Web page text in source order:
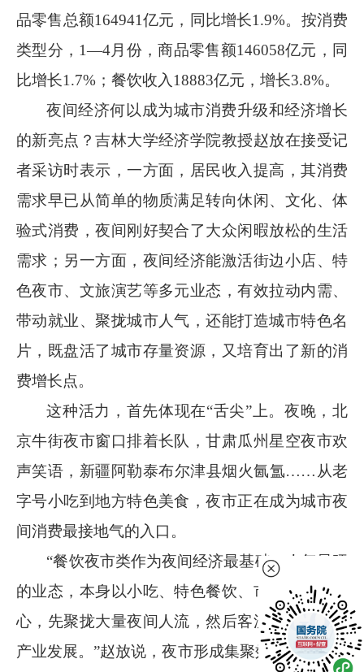
品零售总额164941亿元，同比增长1.9%。按消费
类型分， 1—4月份，商品零售额146058亿元，同
比增长1.7% ；餐饮收入18883亿元，增长3.8%。
夜间经济何以成为城市消费升级和经济增长
的新亮点？吉林大学经济学院教授赵放在接受记
者采访时表示，一方面，居民收入提高，其消费
需求早已从简单的物质满足转向休闲、文化、体
验式消费，夜间刚好契合了大众闲暇放松的生活
需求；另一方面，夜间经济能激活街边小店、特
色夜市、文旅演艺等多元业态，有效拉动内需、
带动就业、聚拢城市人气，还能打造城市特色名
片，既盘活了城市存量资源，又培育出了新的消
费增长点。
这种活力，首先体现在“舌尖”上。夜晚，北
京牛街夜市窗口排着长队，甘肃瓜州星空夜市欢
声笑语，新疆阿勒泰布尔津县烟火氤氲……从老
字号小吃到地方特色美食，夜市正在成为城市夜
间消费最接地气的入口。
“餐饮夜市类作为夜间经济最基础、人气最旺
的业态，本身以小吃、特色餐饮、市井市集为核
心，先聚拢大量夜间人流，然后客流会带动配套
产业发展。”赵放说，夜市形成集聚效应后，还能